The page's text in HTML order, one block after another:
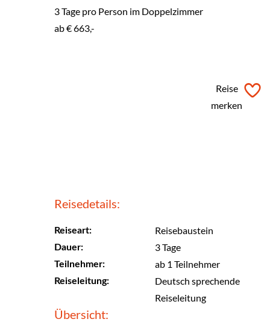
3 Tage pro Person im Doppelzimmer
ab€ 663,-
Reise
merken
Reisedetails:
Reiseart: Reisebaustein
Dauer: 3 Tage
Teilnehmer: ab 1 Teilnehmer
Reiseleitung:
Deutsch sprechende
Reiseleitung
Übersicht: